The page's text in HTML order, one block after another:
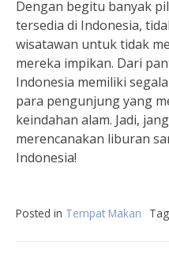
Dengan begitu banyak
tersedia di Indonesia,
wisatawan untuk tidak
mereka impikan. Dari
Indonesia memiliki
para pengunjung yang
keindahan alam. Jadi,
merencanakan liburan
Indonesia!
Posted in Tempat Makan